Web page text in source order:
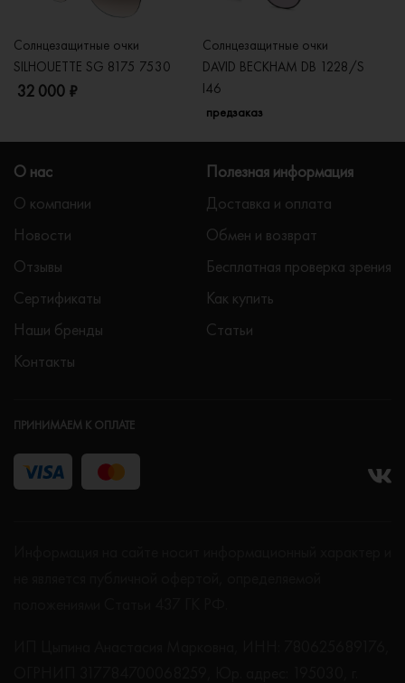
Солнцезащитные очки
SILHOUETTE SG 8175 7530
32 000 ₽
Солнцезащитные очки
DAVID BECKHAM DB 1228/S
I46
предзаказ
О нас
О компании
Новости
Отзывы
Сертификаты
Наши бренды
Контакты
Полезная информация
Доставка и оплата
Обмен и возврат
Бесплатная проверка зрения
Как купить
Статьи
ПРИНИМАЕМ К ОПЛАТЕ